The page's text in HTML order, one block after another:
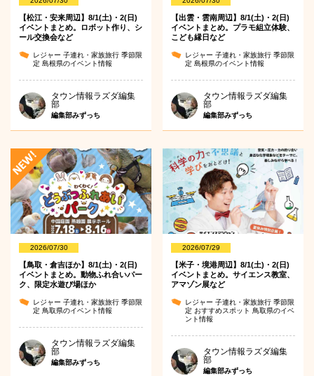
【松江・安来周辺】8/1(土)・2(日)
イベントまとめ。ロボット作り、シ
ール交換会など
レジャー 子連れ・家族旅行 季節限
定 島根県のイベント情報
タウン情報ラズダ編集
部
編集部みずっち
【出雲・雲南周辺】8/1(土)・2(日)
イベントまとめ。プラモ組立体験、
こども縁日など
レジャー子連れ・家族旅行季節限
定島根県のイベント情報
タウン情報ラズダ編集
部
編集部みずっち
2026/07/30
【鳥取・倉吉ほか】8/1(土)・2(日)
イベントまとめ。動物ふれ合いパー
ク、限定水遊び場ほか
レジャー 子連れ・家族旅行 季節限
定 鳥取県のイベント情報
タウン情報ラズダ編集
部
編集部みずっち
2026/07/29
【米子・境港周辺】8/1(土)・2(日)
イベントまとめ。サイエンス教室、
アマゾン展など
レジャー子連れ・家族旅行季節限
定 おすすめスポット 鳥取県のイベ
ント情報
タウン情報ラズダ編集
部
編集部みずっち